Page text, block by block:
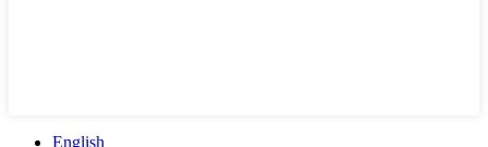
English